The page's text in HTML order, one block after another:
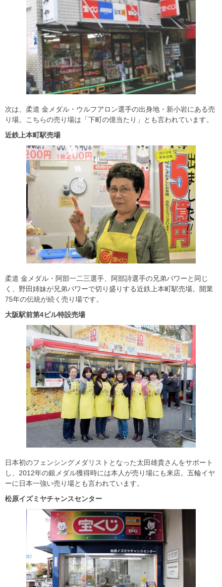
次は、柔道 金メダル・ウルフアロン選手の出身地・新小岩にある売
り場。こちらの売り場は「下町の億当たり」とも言われています。
近鉄上本町駅売場
柔道 金メダル・阿部一二三選手、阿部詩選手の兄弟パワーと同じ
く、野田姉妹が兄弟パワーで切り盛りする近鉄上本町駅売場。開業
75年の伝統が続く売り場です。
大阪駅前第4ビル特設売場
日本初のフェンシングメダリストとなった太田雄貴さんをサポート
し、2012年の銀メダル獲得時には本人が売り場にも来店。五輪イヤ
ーに日本一強い売り場とも言われています。
松原イズミヤチャンスセンター